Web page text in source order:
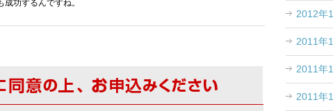
功するんですね。
2012年
2011年
2011年
2011年